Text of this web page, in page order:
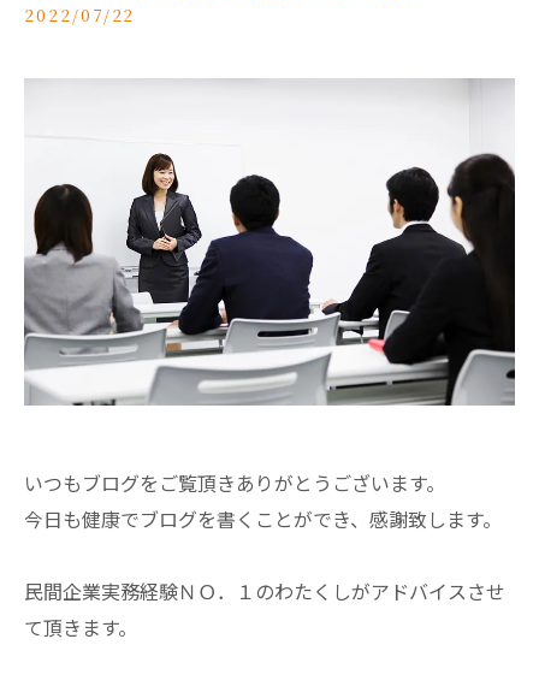
2022/07/22
いつもブログをご覧頂きありがとうございます。
今日も健康でブログを書くことができ、感謝致します。
民間企業実務経験ＮＯ．１のわたくしがアドバイスさせ
て頂きます。